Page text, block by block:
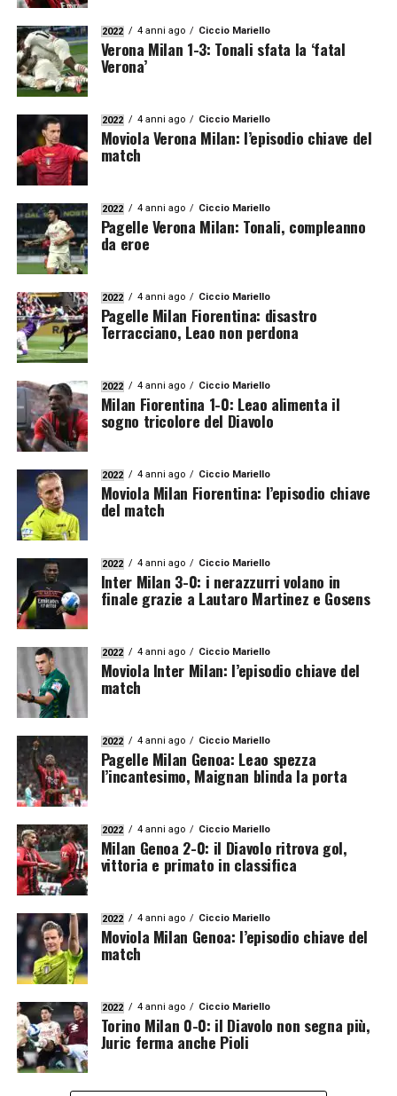
2022 4 anni ago Ciccio Mariello
Verona Milan 1-3: Tonali sfata la ‘fatal
Verona’
2022 4 anni ago Ciccio Mariello
Moviola Verona Milan: l’episodio chiave del
match
2022 4 anni ago Ciccio Mariello
Pagelle Verona Milan: Tonali, compleanno
da eroe
2022 4 anni ago Ciccio Mariello
Pagelle Milan Fiorentina: disastro
Terracciano, Leao non perdona
2022 4 anni ago Ciccio Mariello
Milan Fiorentina 1-0: Leao alimenta il
sogno tricolore del Diavolo
2022 4 anni ago Ciccio Mariello
Moviola Milan Fiorentina: l’episodio chiave
del match
2022 4 anni ago Ciccio Mariello
Inter Milan 3-0: i nerazzurri volano in
finale grazie a Lautaro Martinez e Gosens
2022 4 anni ago Ciccio Mariello
Moviola Inter Milan: l’episodio chiave del
match
2022 4 anni ago Ciccio Mariello
Pagelle Milan Genoa: Leao spezza
l’incantesimo, Maignan blinda la porta
2022 4 anni ago Ciccio Mariello
Milan Genoa 2-0: il Diavolo ritrova gol,
vittoria e primato in classifica
2022 4 anni ago Ciccio Mariello
Moviola Milan Genoa: l’episodio chiave del
match
2022 4 anni ago Ciccio Mariello
Torino Milan 0-0: il Diavolo non segna più,
Juric ferma anche Pioli